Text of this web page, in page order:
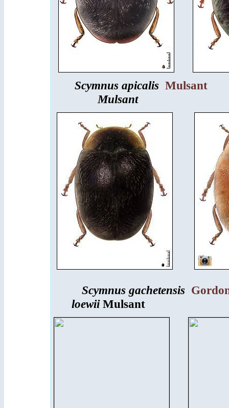
Scymnus apicalis Mulsant
Mulsant
Scymnus gachetensis
loewiiMulsant